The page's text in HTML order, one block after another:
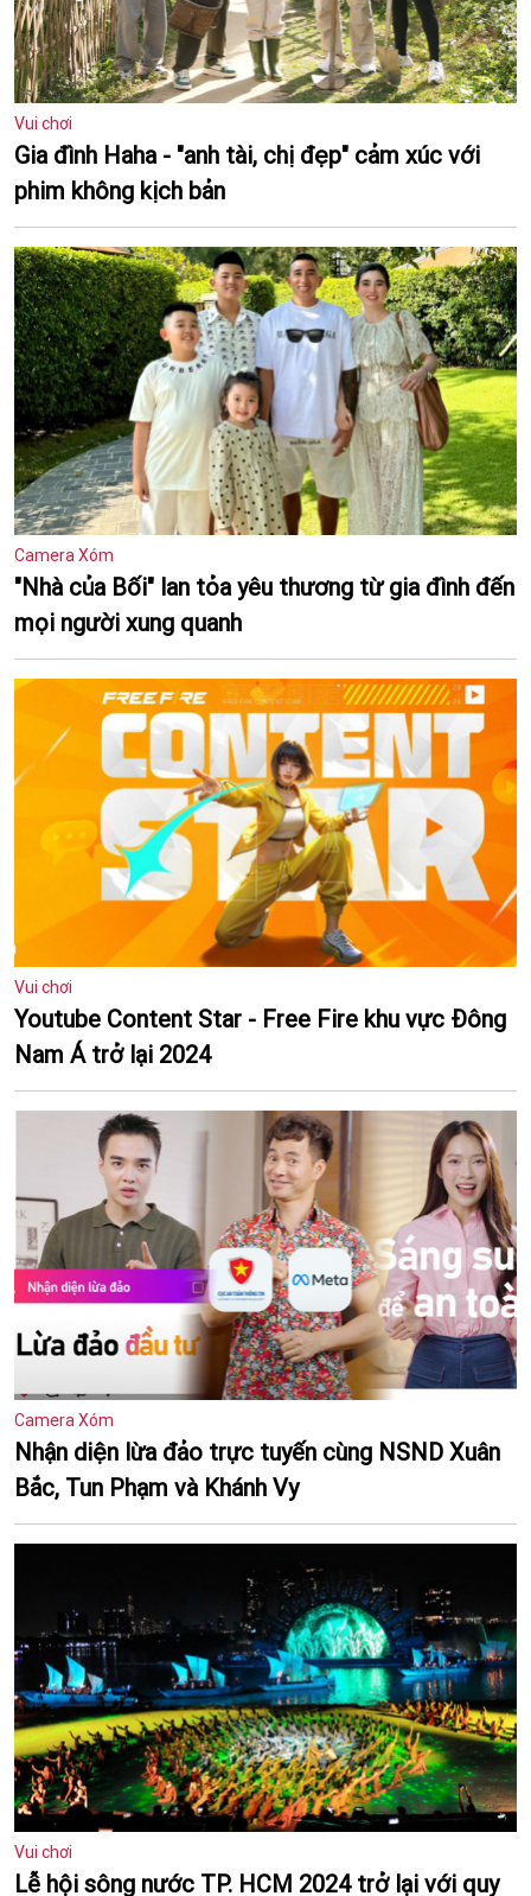
Vui chơi
Gia đình Haha - "anh tài, chị đẹp" cảm xúc với
phim không kịch bản
Camera Xóm
"Nhà của Bối" lan tỏa yêu thương từ gia đình đến
mọi người xung quanh
Vui chơi
Youtube Content Star - Free Fire khu vực Đông
Nam Á trở lại 2024
Camera Xóm
Nhận diện lừa đảo trực tuyến cùng NSND Xuân
Bắc, Tun Phạm và Khánh Vy
Vui chơi
Lễ hội sông nước TP. HCM 2024 trở lại với quy